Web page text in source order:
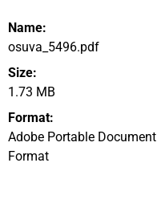
Name:
osuva_5496.pdf
Size:
1.73 MB
Format:
Adobe Portable Document
Format